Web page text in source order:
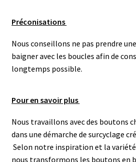
Préconisations
Nous conseillons ne pas prendre
baigner avec les boucles afin de
longtemps possible.
Pour en savoir plus
Nous travaillons avec des boutons
dans une démarche de surcyclage
Selon notre inspiration et la
nous transformons les boutons en